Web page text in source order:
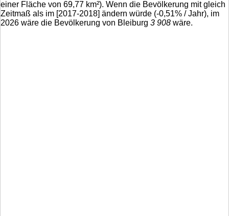
einer Fläche von 69,77 km²). Wenn die Bevölkerung mit gleich
Zeitmaß als im [2017-2018] ändern würde (-0,51% / Jahr), im
2026 wäre die Bevölkerung von Bleiburg 3 908 wäre.